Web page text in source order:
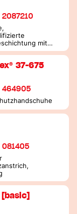
2087210
mit
37-675
464905
081405